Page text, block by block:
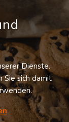
neue
Dienste.
Sie sich damit